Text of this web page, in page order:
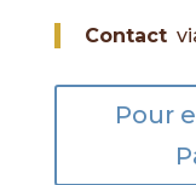
Contact
Pour